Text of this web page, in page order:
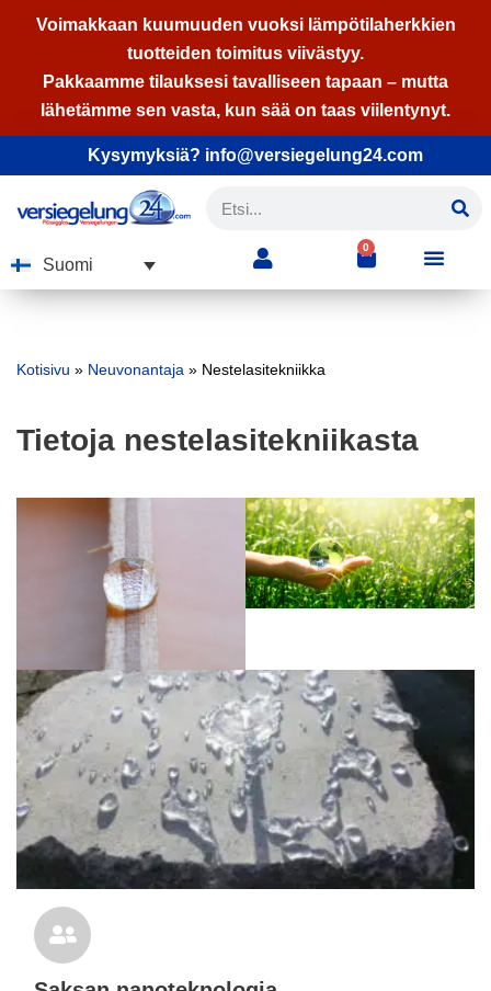
suoraan
sisältöön
Voimakkaan kuumuuden vuoksi lämpötilaherkkien
tuotteiden toimitus viivästyy.
Pakkaamme tilauksesi tavalliseen tapaan – mutta
lähetämme sen vasta, kun sää on taas viilentynyt.
Kysymyksiä? info@versiegelung24.com
Suomi
0
Kotisivu » Neuvonantaja » Nestelasitekniikka
Tietoja nestelasitekniikasta